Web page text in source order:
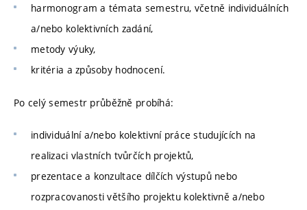
harmonogram a témata semestru, včetně individuálních
a/nebo kolektivních zadání,
metody výuky,
kritéria a způsoby hodnocení.
Po celý semestr průběžně probíhá:
individuální a/nebo kolektivní práce studujících na
realizaci vlastních tvůrčích projektů,
prezentace a konzultace dílčích výstupů nebo
rozpracovanosti většího projektu kolektivně a/nebo